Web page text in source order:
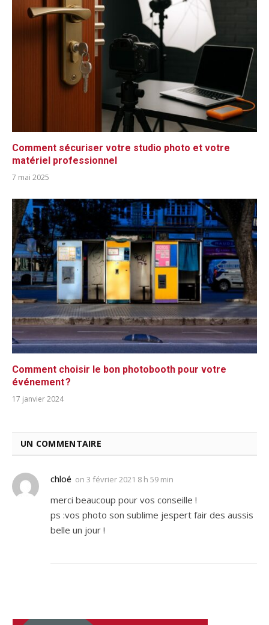
Comment sécuriser votre studio photo et votre
matériel professionnel
7 mai 2025
Comment choisir le bon photobooth pour votre
événement ?
17 janvier 2024
UN COMMENTAIRE
chloé on 3 février 2021 8 h 59 min
merci beaucoup pour vos conseille !
ps :vos photo son sublime jespert fair des aussis
belle un jour !